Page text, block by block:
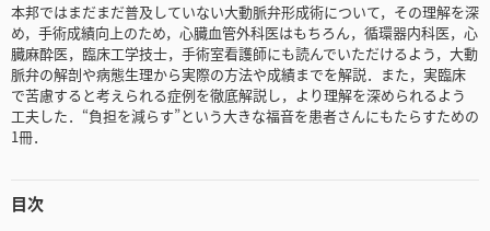
本邦ではまだまだ普及していない大動脈弁形成術について，その理解を深
め，手術成績向上のため，心臓血管外科医はもちろん，循環器内科医，心
臓麻酔医，臨床工学技士，手術室看護師にも読んでいただけるよう，大動
脈弁の解剖や病態生理から実際の方法や成績までを解説．また，実臨床
で苦慮すると考えられる症例を徹底解説し，より理解を深められるよう
工夫した．“負担を減らす”という大きな福音を患者さんにもたらすための
1冊．
目次